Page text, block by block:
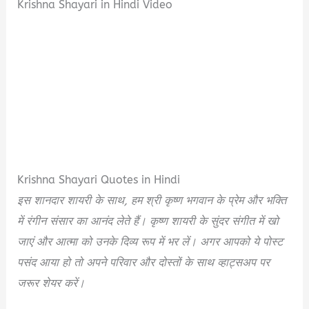
Krishna Shayari in Hindi Video
Krishna Shayari Quotes in Hindi
इस शानदार शायरी के साथ, हम श्री कृष्ण भगवान के प्रेम और भक्ति
में रंगीन संसार का आनंद लेते हैं। कृष्ण शायरी के सुंदर संगीत में खो
जाएं और आत्मा को उनके दिव्य रूप में भर लें। अगर आपको ये पोस्ट
पसंद आया हो तो अपने परिवार और दोस्तों के साथ व्हाट्सअप पर
जरूर शेयर करें।